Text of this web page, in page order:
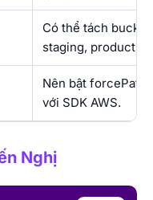
Có thể tách
staging,
Nên bật
với SDK AWS.
Nghị